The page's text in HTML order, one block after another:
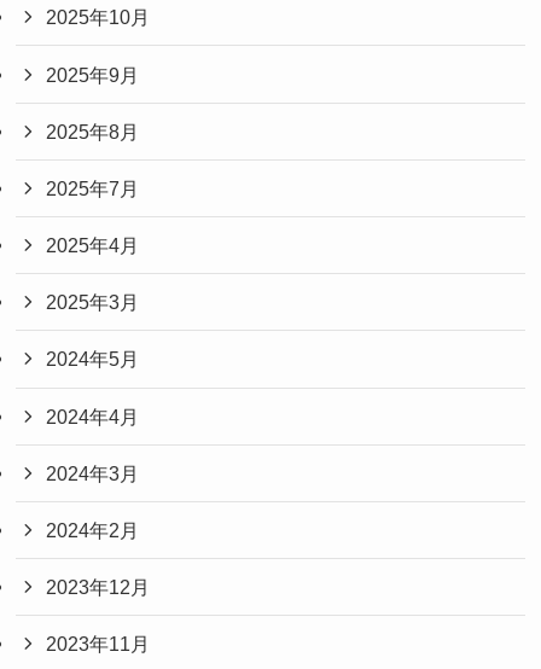
2025年10月
2025年9月
2025年8月
2025年7月
2025年4月
2025年3月
2024年5月
2024年4月
2024年3月
2024年2月
2023年12月
2023年11月